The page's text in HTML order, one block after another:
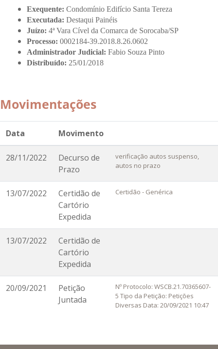
Exequente: Condomínio Edifício Santa Tereza
Executada: Destaqui Painéis
Juízo: 4ª Vara Cível da Comarca de Sorocaba/SP
Processo: 0002184-39.2018.8.26.0602
Administrador Judicial: Fabio Souza Pinto
Distribuído: 25/01/2018
Movimentações
Data Movimento
28/11/2022
Decurso de
Prazo
verificação autos suspenso,
autos no prazo
13/07/2022
Certidão de
Cartório
Expedida
Certidão - Genérica
13/07/2022
Certidão de
Cartório
Expedida
20/09/2021
Petição
Juntada
Nº Protocolo: WSCB.21.70365607-
5 Tipo da Petição: Petições
Diversas Data: 20/09/2021 10:47